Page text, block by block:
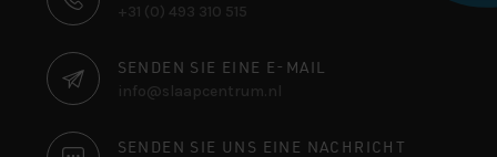
+31 (0) 493 310 515
SENDEN SIE EINE E-MAIL
info@slaapcentrum.nl
SENDEN SIE UNS EINE NACHRICHT